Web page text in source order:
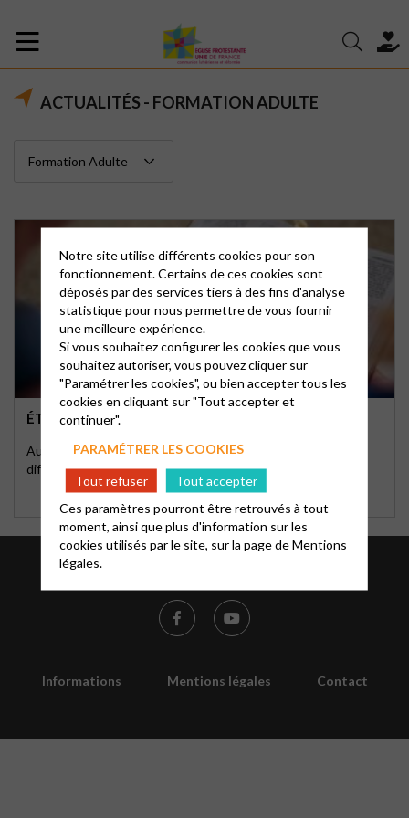
ACTUALITÉS - FORMATION ADULTE
ÉTUDE BIBLIQUE ŒCUMÉNIQUE
Au programme de cette année 2026-2027 : 2 parcours
différents selon vos envies.
Informations Mentions légales Contact
Notre site utilise différents cookies pour son
fonctionnement. Certains de ces cookies sont
déposés par des services tiers à des fins d'analyse
statistique pour nous permettre de vous fournir
une meilleure expérience.
Si vous souhaitez configurer les cookies que vous
souhaitez autoriser, vous pouvez cliquer sur
"Paramétrer les cookies", ou bien accepter tous les
cookies en cliquant sur "Tout accepter et
continuer".
PARAMÉTRER LES COOKIES
Tout refuser
Tout accepter
Ces paramètres pourront être retrouvés à tout
moment, ainsi que plus d'information sur les
cookies utilisés par le site, sur la page deMentions
légales.